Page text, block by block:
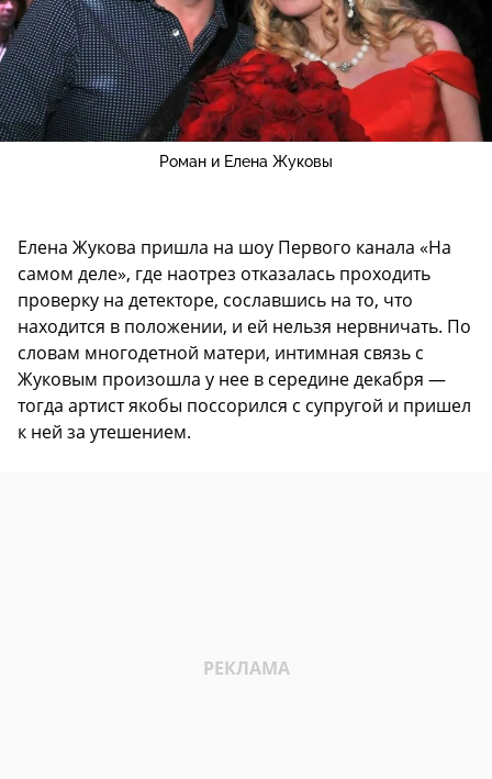
Роман и Елена Жуковы
Елена Жукова пришла на шоу Первого канала «На
самом деле», где наотрез отказалась проходить
проверку на детекторе, сославшись на то, что
находится в положении, и ей нельзя нервничать. По
словам многодетной матери, интимная связь с
Жуковым произошла у нее в середине декабря —
тогда артист якобы поссорился с супругой и пришел
к ней за утешением.